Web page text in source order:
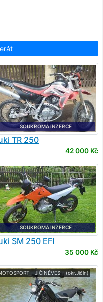
SOUKROMÁ INZERCE
TR 250
42 000 Kč
SOUKROMÁ INZERCE
SM 250 EFI
35 000 Kč
- JIČÍNĚVES - (okr.Jičín)